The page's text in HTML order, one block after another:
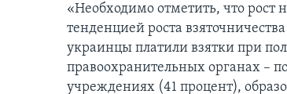
«Необходимо отметить, что рост
тенденцией роста
украинцы платили взятки при
правоохранительных органах –
учреждениях (41 процент),